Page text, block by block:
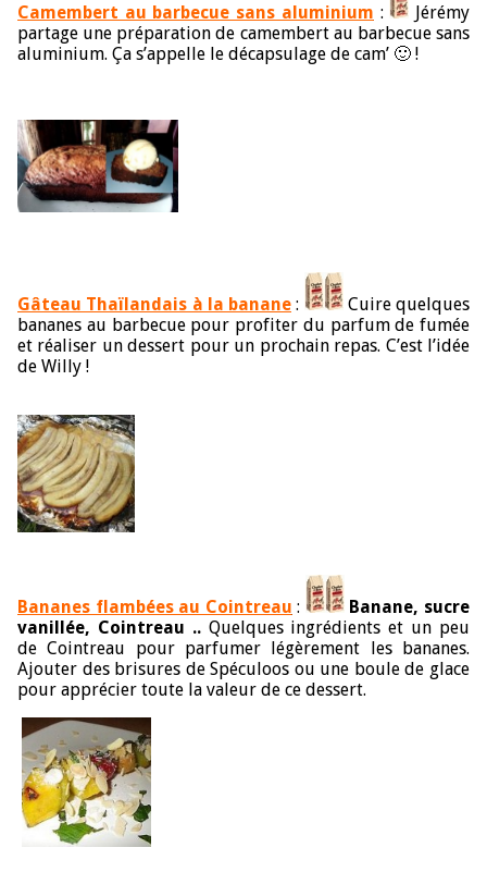
Camembert au barbecue sans aluminium :
Jérémy
partage une préparation de camembert au barbecue sans
aluminium. Ça s’appelle le décapsulage de cam’ 🙂 !
Gâteau Thaïlandais à la banane :
Cuire quelques
bananes au barbecue pour profiter du parfum de fumée
et réaliser un dessert pour un prochain repas. C’est l’idée
de Willy !
Bananes flambées au Cointreau :
Banane, sucre
vanillée, Cointreau ..Quelques ingrédients et un peu
de Cointreau pour parfumer légèrement les bananes.
Ajouter des brisures de Spéculoos ou une boule de glace
pour apprécier toute la valeur de ce dessert.